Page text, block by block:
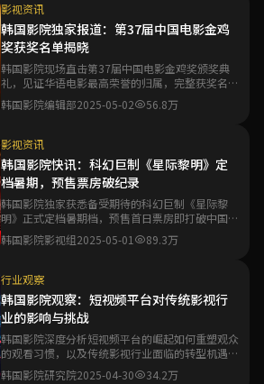
影视资讯
韩国影院独家报道：第37届中国电影金鸡
奖获奖名单揭晓
韩国影院现场直击第37届中国电影金鸡奖颁奖典
礼，见证华语电影最高荣誉的归属，完整获奖名单
与精彩瞬间一文尽览。
韩国影院编辑部2025-05-02 56.8万
影视资讯
韩国影院快讯：科幻巨制《星际黎明》定
档暑期，预售票房破纪录
韩国影院独家获悉备受期待的科幻巨制《星际黎
明》正式定档暑期档，预售首日票房即打破中国科
幻电影预售纪录。
韩国影院影视组2025-05-01 89.3万
行业观察
韩国影院观察：短视频平台对传统影视行
业的影响与挑战
韩国影院深度分析短视频平台的崛起如何重塑观众
的观看习惯，以及传统影视行业面临的转型机遇与
生存挑战。
韩国影院研究院2025-04-30 34.2万